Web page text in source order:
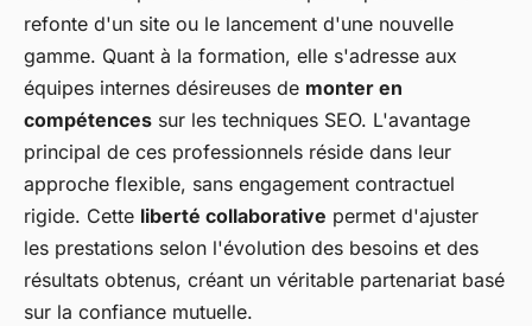
refonte d'un site ou le lancement d'une nouvelle
gamme. Quant à la formation, elle s'adresse aux
équipes internes désireuses de monter en
compétences sur les techniques SEO. L'avantage
principal de ces professionnels réside dans leur
approche flexible, sans engagement contractuel
rigide. Cette liberté collaborative permet d'ajuster
les prestations selon l'évolution des besoins et des
résultats obtenus, créant un véritable partenariat basé
sur la confiance mutuelle.